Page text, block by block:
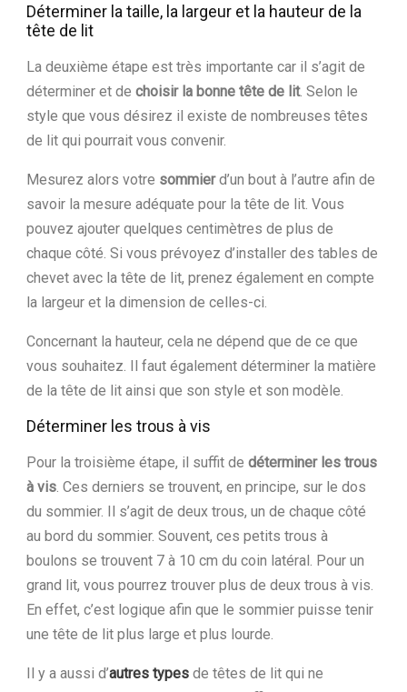
Déterminer la taille, la largeur et la hauteur de la
tête de lit
La deuxième étape est très importante car il s’agit de
déterminer et de choisir la bonne tête de lit. Selon le
style que vous désirez il existe de nombreuses têtes
de lit qui pourrait vous convenir.
Mesurez alors votre sommierd’un bout à l’autre afin de
savoir la mesure adéquate pour la tête de lit. Vous
pouvez ajouter quelques centimètres de plus de
chaque côté. Si vous prévoyez d’installer des tables de
chevet avec la tête de lit, prenez également en compte
la largeur et la dimension de celles-ci.
Concernant la hauteur, cela ne dépend que de ce que
vous souhaitez. Il faut également déterminer la matière
de la tête de lit ainsi que son style et son modèle.
Déterminer les trous à vis
Pour la troisième étape, il suffit de déterminer les trous
à vis. Ces derniers se trouvent, en principe, sur le dos
du sommier. Il s’agit de deux trous, un de chaque côté
au bord du sommier. Souvent, ces petits trous à
boulons se trouvent 7 à 10 cm du coin latéral. Pour un
grand lit, vous pourrez trouver plus de deux trous à vis.
En effet, c’est logique afin que le sommier puisse tenir
une tête de lit plus large et plus lourde.
Il y a aussi d’autres types de têtes de lit qui ne